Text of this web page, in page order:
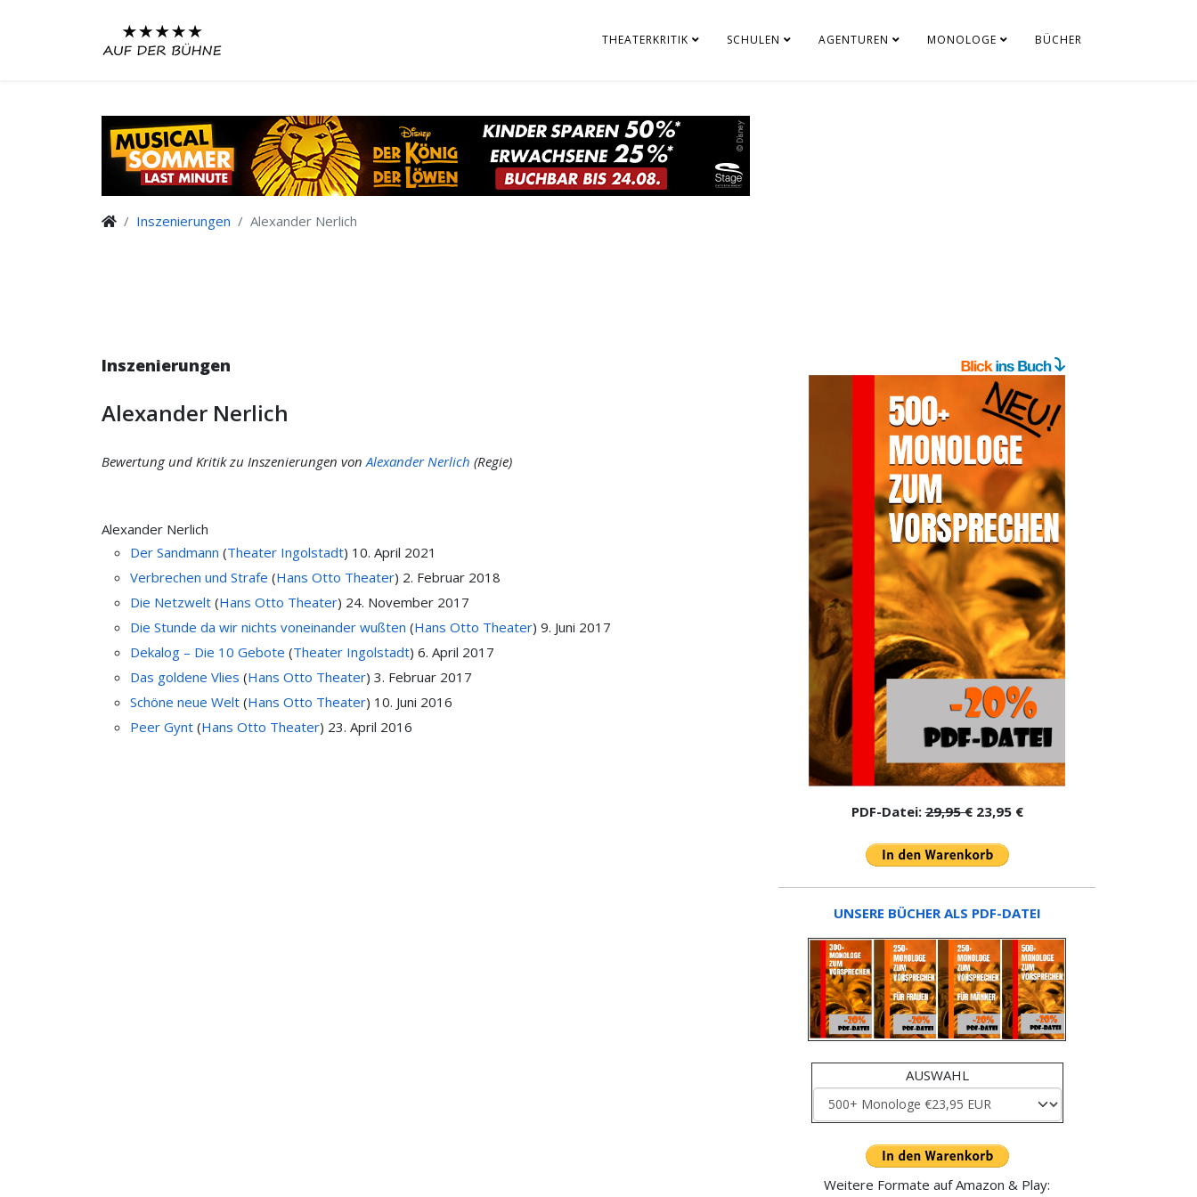
THEATERKRITIK SCHULEN AGENTUREN MONOLOGE BÜCHER
Inszenierungen Alexander Nerlich
Inszenierungen
Alexander Nerlich
Bewertung und Kritik zu Inszenierungen vonAlexander Nerlich (Regie)
Alexander Nerlich
Der Sandmann (Theater Ingolstadt) 10. April 2021
Verbrechen und Strafe (Hans Otto Theater) 2. Februar 2018
Die Netzwelt (Hans Otto Theater) 24. November 2017
Die Stunde da wir nichts voneinander wußten (Hans Otto Theater) 9. Juni 2017
Dekalog – Die 10 Gebote (Theater Ingolstadt) 6. April 2017
Das goldene Vlies (Hans Otto Theater) 3. Februar 2017
Schöne neue Welt (Hans Otto Theater) 10. Juni 2016
Peer Gynt (Hans Otto Theater) 23. April 2016
PDF-Datei:29,95 €23,95 €
UNSERE BÜCHER ALS PDF-DATEI
AUSWAHL
Weitere Formate auf Amazon & Play: